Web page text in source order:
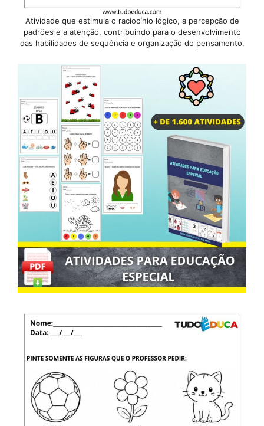
Atividade que estimula o raciocínio lógico, a percepção de
padrões e a atenção, contribuindo para o desenvolvimento
das habilidades de sequência e organização do pensamento.